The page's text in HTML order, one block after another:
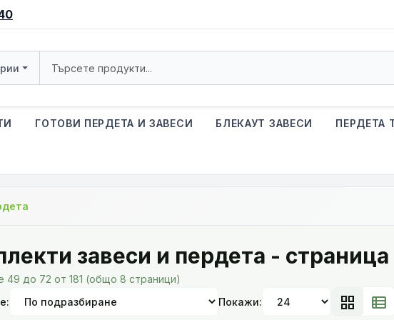
ГОТОВИ ПЕРДЕТА И ЗАВЕСИ БЛЕКАУТ ЗАВЕСИ ПЕРДЕТА
завеси и пердета - страница
49 до 72 от 181 (общо 8 страници)
Покажи: grid_view view_list